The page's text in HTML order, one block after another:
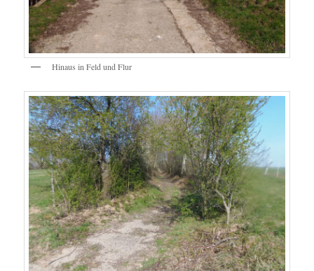
Hinaus in Feld und Flur